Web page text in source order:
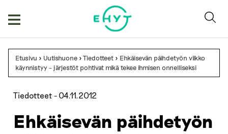
Etusivu > Uutishuone >Tiedotteet > Ehkäisevän päihdetyön viikko
käynnistyy – järjestöt pohtivat mikä tekee ihmisen onnelliseksi
Tiedotteet - 04.11.2012
Ehkäisevän päihdetyön